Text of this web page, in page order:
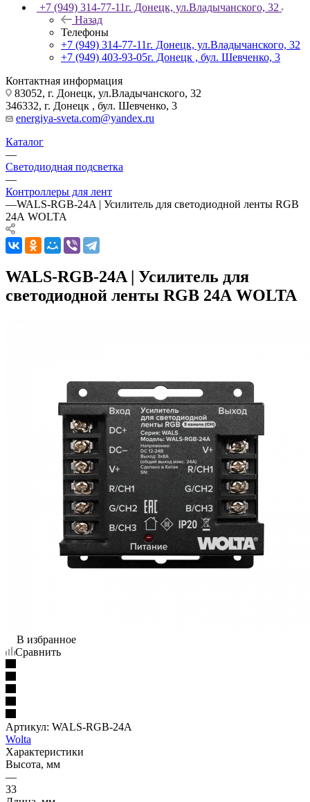
+7 (949) 314-77-11г. Донецк, ул.Владычанского, 32
Назад
Телефоны
+7 (949) 314-77-11г. Донецк, ул.Владычанского, 32
+7 (949) 403-93-05г. Донецк , бул. Шевченко, 3
Контактная информация
83052, г. Донецк, ул.Владычанского, 32
346332, г. Донецк , бул. Шевченко, 3
energiya-sveta.com@yandex.ru
Каталог
—
Светодиодная подсветка
—
Контроллеры для лент
—WALS-RGB-24A | Усилитель для светодиодной ленты RGB
24А WOLTA
WALS-RGB-24A | Усилитель для
светодиодной ленты RGB 24А WOLTA
В избранное
Сравнить
Артикул: WALS-RGB-24A
Wolta
Характеристики
Высота, мм
—
33